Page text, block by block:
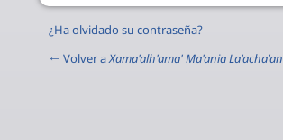
¿Ha olvidado su contraseña?
← Volver aXama'alh'ama' Ma'ania La'acha'an